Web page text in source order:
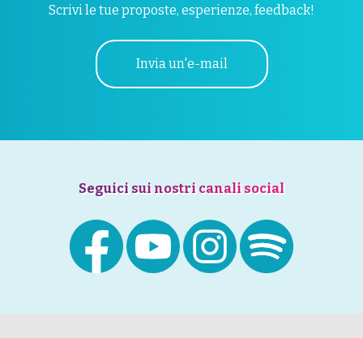
Scrivi le tue proposte, esperienze, feedback!
Invia un'e-mail
Seguici sui nostri canali social